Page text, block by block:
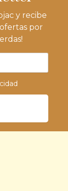
y recibe
por